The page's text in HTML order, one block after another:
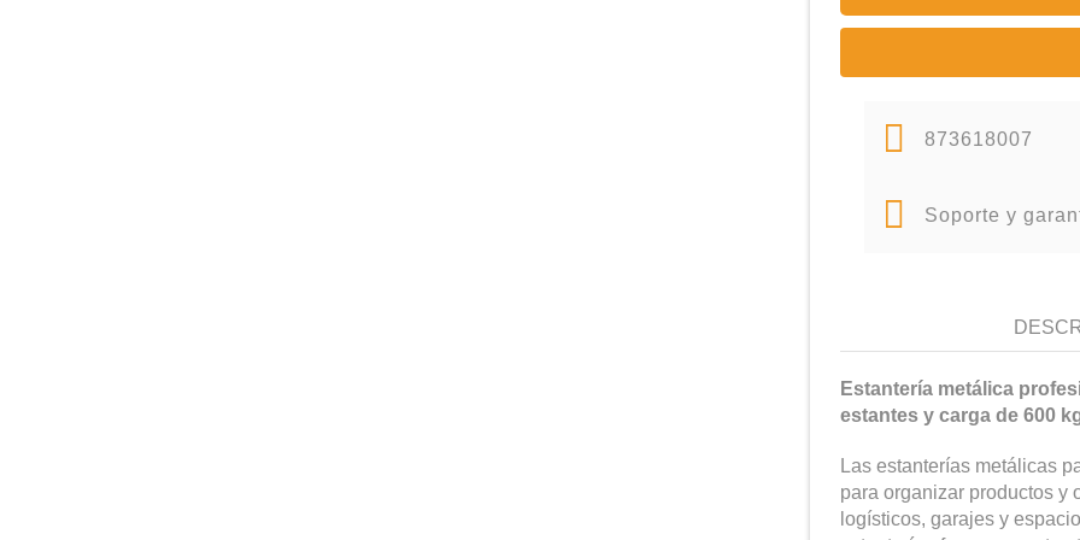
873618007
Soporte y
Estantería metálica
estantes y carga de 600
Las estanterías metálicas
para organizar productos y
logísticos, garajes y